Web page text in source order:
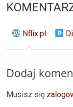
Nflix.pl
Dodaj
Musisz się